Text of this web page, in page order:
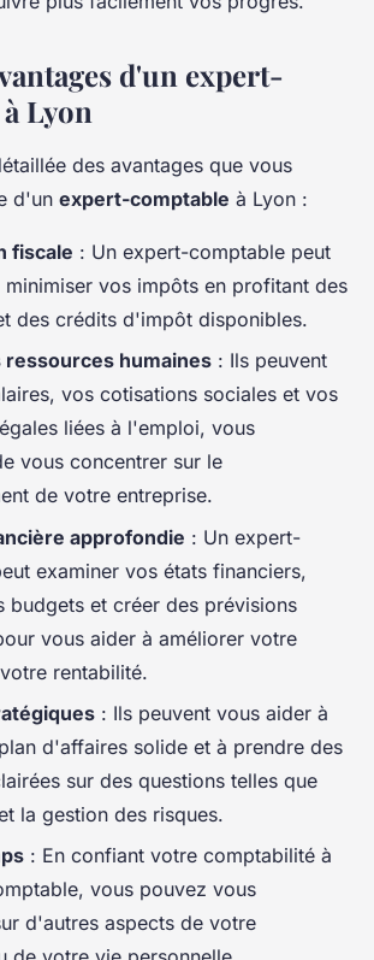
d'un expert-
Lyon
des avantages que vous
d'un expert-comptable à Lyon :
fiscale : Un expert-comptable peut
vos impôts en profitant des
des crédits d'impôt disponibles.
ressources humaines : Ils peuvent
vos cotisations sociales et vos
liées à l'emploi, vous
vous concentrer sur le
de votre entreprise.
approfondie : Un expert-
examiner vos états financiers,
budgets et créer des prévisions
vous aider à améliorer votre
rentabilité.
: Ils peuvent vous aider à
d'affaires solide et à prendre des
sur des questions telles que
la gestion des risques.
: En confiant votre comptabilité à
vous pouvez vous
d'autres aspects de votre